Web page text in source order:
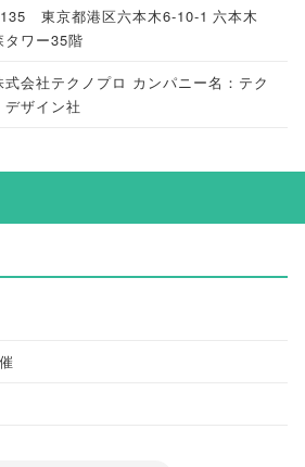
東京都港区六本木6-10-1 六本木
タワー35階
式会社テクノプロ カンパニー名：テク
デザイン社